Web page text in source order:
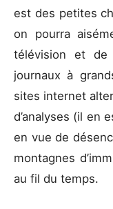
est des petites
on pourra
télévision et de
journaux à
sites internet
d’analyses (il en
en vue de
montagnes
au fil du temps.